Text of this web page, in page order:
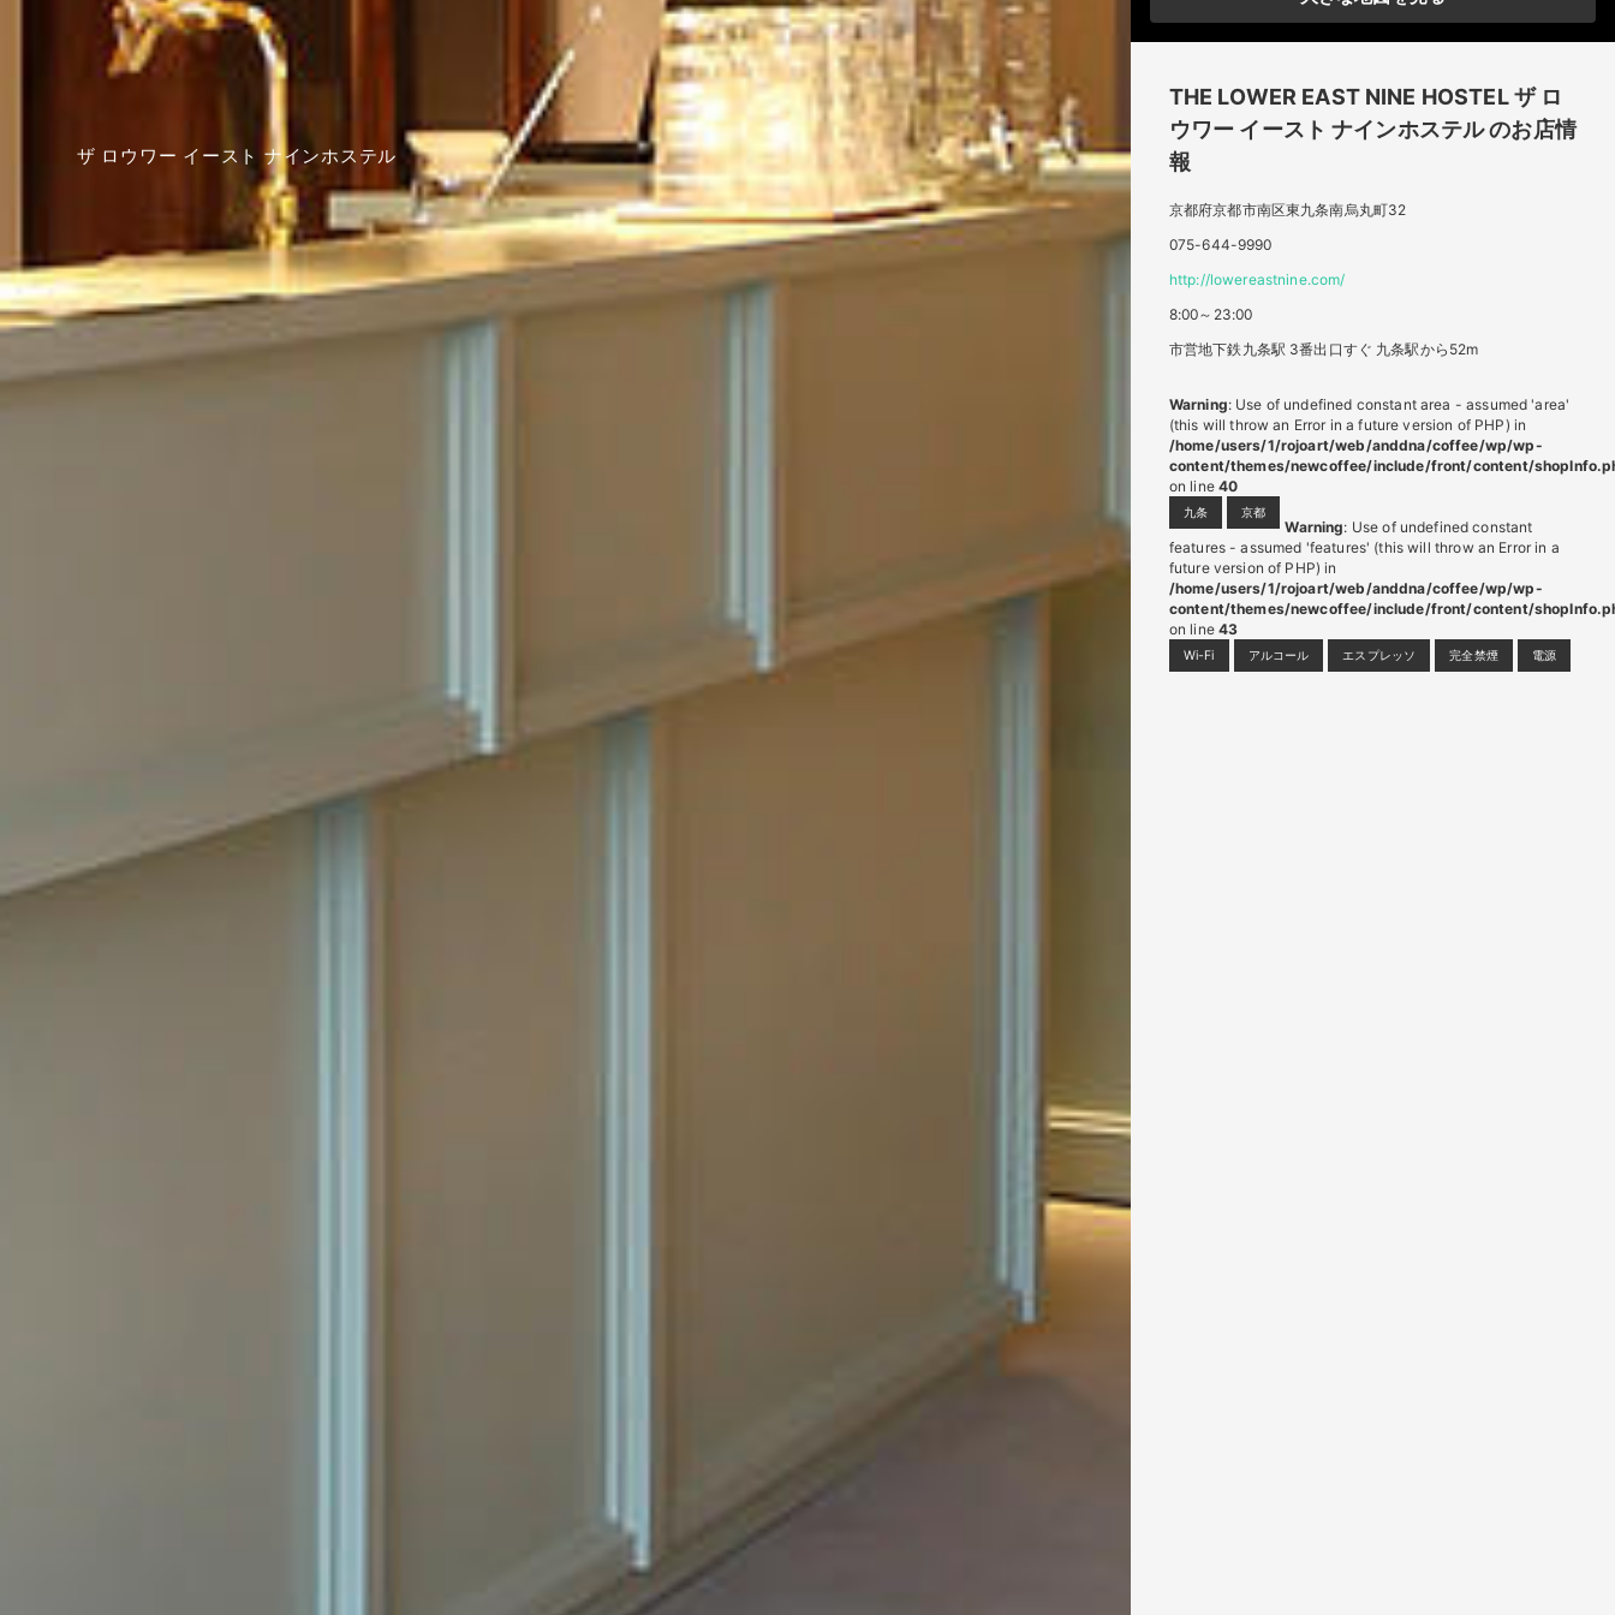
ザ ロウワー イースト ナインホステル
THE LOWER EAST NINE HOSTELザ ロ
ウワー イースト ナインホステルのお店情
報
京都府京都市南区東九条南烏丸町32
075-644-9990
http://lowereastnine.com/
8:00～23:00
市営地下鉄九条駅 3番出口すぐ 九条駅から52m
Warning: Use of undefined constant area - assumed 'area'
(this will throw an Error in a future version of PHP) in
/home/users/1/rojoart/web/anddna/coffee/wp/wp-
content/themes/newcoffee/include/front/content/
on line 40
九条 京都
Warning: Use of undefined constant
features - assumed 'features' (this will throw an Error in a
future version of PHP) in
/home/users/1/rojoart/web/anddna/coffee/wp/wp-
content/themes/newcoffee/include/front/content/
on line 43
Wi-Fi アルコール エスプレッソ 完全禁煙 電源